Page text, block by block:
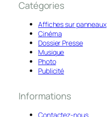
Catégories
Affiches sur panneaux
Cinéma
Dossier Presse
Musique
Photo
Publicité
Informations
Contactez-nous